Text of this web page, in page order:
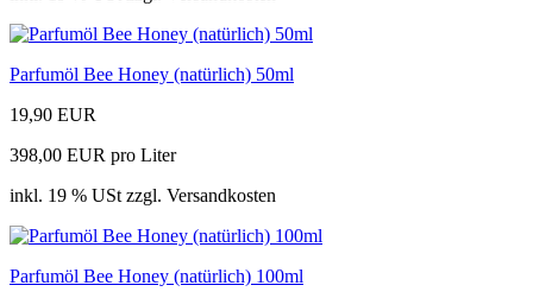
Parfumöl Bee Honey (natürlich) 50ml
19,90 EUR
398,00 EUR pro Liter
inkl. 19 % USt zzgl. Versandkosten
Parfumöl Bee Honey (natürlich) 100ml